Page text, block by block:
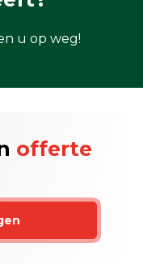
u op weg!
offerte